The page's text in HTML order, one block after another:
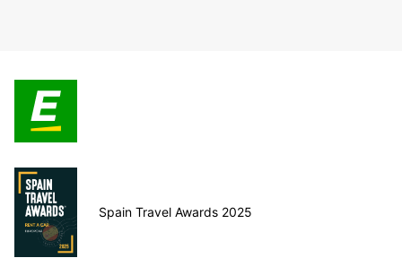
Spain Travel Awards 2025